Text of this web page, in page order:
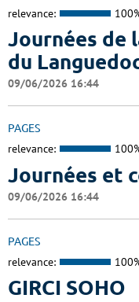
relevance:
Journées de
du
09/06/2026 16:44
PAGES
relevance:
Journées et
09/06/2026 16:44
PAGES
relevance:
GIRCI SOHO